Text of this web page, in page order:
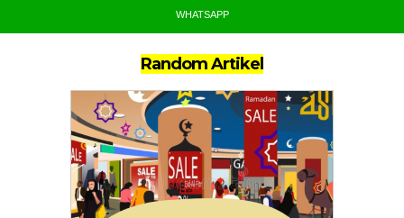
WHATSAPP
Random Artikel